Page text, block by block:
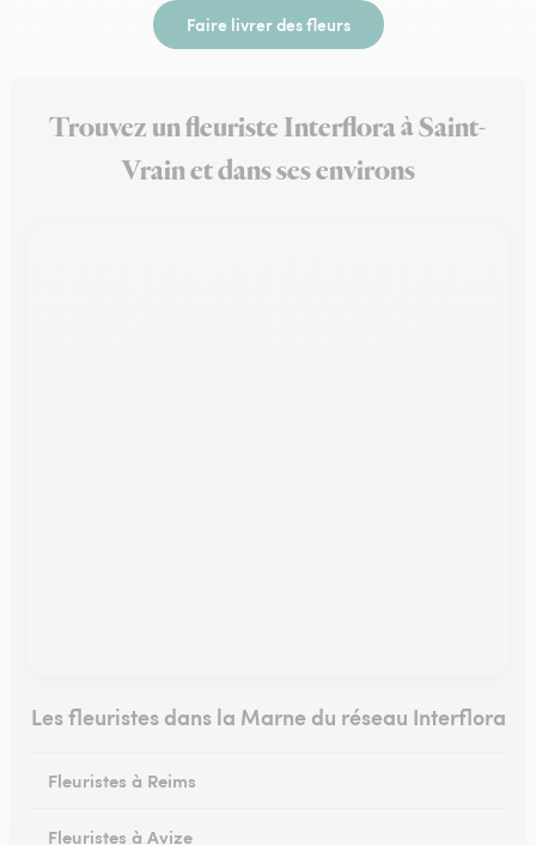
Faire livrer des fleurs
Trouvez un fleuriste Interflora à Saint-
Vrain et dans ses environs
Les fleuristes dans la Marne du réseau Interflora
Fleuristes à Reims
Fleuristes à Avize